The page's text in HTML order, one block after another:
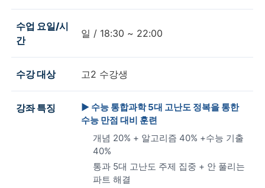
수업 요일/시
간
일 / 18:30 ~ 22:00
수강 대상 고2 수강생
강좌 특징
▶ 수능 통합과학 5대 고난도 정복을 통한
수능 만점 대비 훈련
개념 20% + 알고리즘 40% +수능 기출
40%
통과 5대 고난도 주제 집중 + 안 풀리는
파트 해결